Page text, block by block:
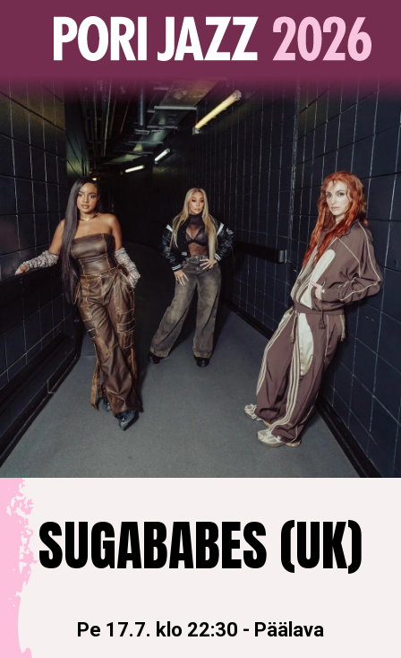
SUGABABES (UK)
Pe 17.7. klo 22:30 - Päälava